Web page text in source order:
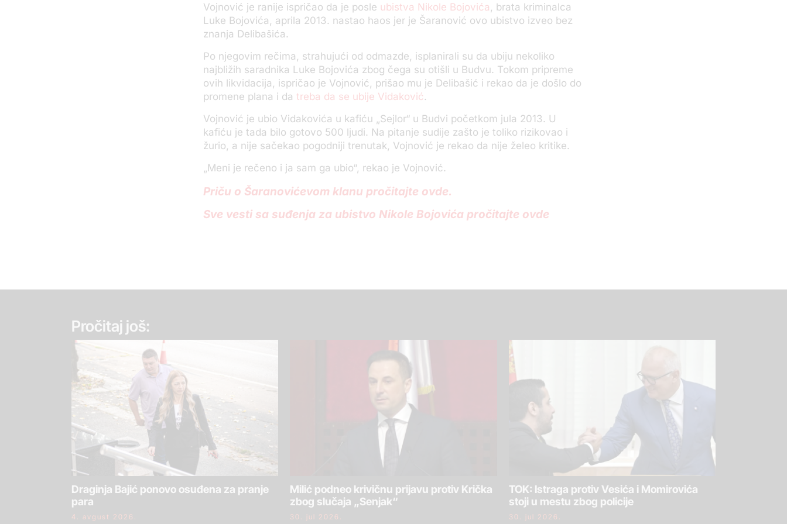
Vojnović je ranije ispričao da je posle ubistva Nikole Bojovića , brata kriminalca
Luke Bojovića, aprila 2013. nastao haos jer je Šaranović ovo ubistvo izveo bez
znanja Delibašića.
Po njegovim rečima, strahujući od odmazde, isplanirali su da ubiju nekoliko
najbližih saradnika Luke Bojovića zbog čega su otišli u Budvu. Tokom pripreme
ovih likvidacija, ispričao je Vojnović, prišao mu je Delibašić i rekao da je došlo do
promene plana i da treba da se ubije Vidaković .
Vojnović je ubio Vidakovića u kafiću „Sejlor“ u Budvi početkom jula 2013. U
kafiću je tada bilo gotovo 500 ljudi. Na pitanje sudije zašto je toliko rizikovao i
žurio, a nije sačekao pogodniji trenutak, Vojnović je rekao da nije želeo kritike.
„Meni je rečeno i ja sam ga ubio“, rekao je Vojnović.
Priču o Šaranovićevom klanu pročitajte ovde.
Sve vesti sa suđenja za ubistvo Nikole Bojovića pročitajte ovde
Pročitaj još:
Draginja Bajić ponovo osuđena za pranje
para
4. avgust 2026.
Milić podneo krivičnu prijavu protiv Krička
zbog slučaja „Senjak“
30. jul 2026.
TOK: Istraga protiv Vesića i Momirovića
stoji u mestu zbog policije
30. jul 2026.